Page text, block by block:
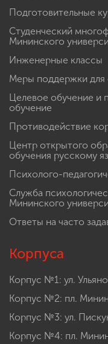
Подготовительные
Студенческий
Мининского
Инженерные классы
Меры поддержки для
Целевое обучение и
обучение
Противодействие
Центр открытого
обучения русскому
Психолого-
Служба
Мининского
Ответы на часто
Корпуса
Корпус №1: ул.
Корпус №2: пл.
Корпус №3: ул.
Корпус №4: пл.